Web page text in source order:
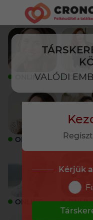
VALÓDI
ONLINE ONLINE
ONLINE
ONLINE
Kérjük